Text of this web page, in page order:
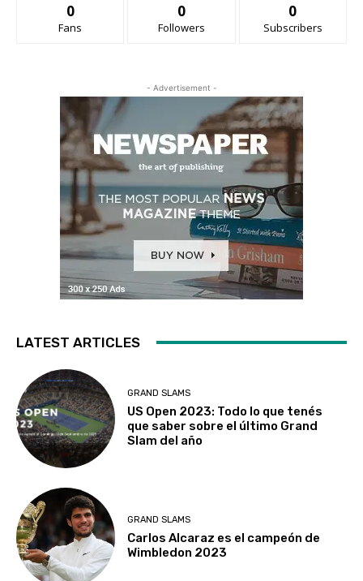
0
Fans
0
Followers
0
Subscribers
- Advertisement -
LATEST ARTICLES
GRAND SLAMS
US Open 2023: Todo lo que tenés
que saber sobre el último Grand
Slam del año
GRAND SLAMS
Carlos Alcaraz es el campeón de
Wimbledon 2023